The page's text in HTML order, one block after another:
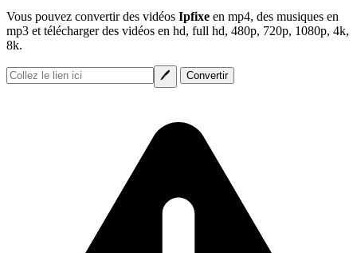
Vous pouvez convertir des vidéos Ipfixe en mp4, des musiques en
mp3 et télécharger des vidéos en hd, full hd, 480p, 720p, 1080p, 4k,
8k.